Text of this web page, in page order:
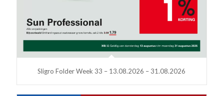
Sligro Folder Week 33 – 13.08.2026 – 31.08.2026